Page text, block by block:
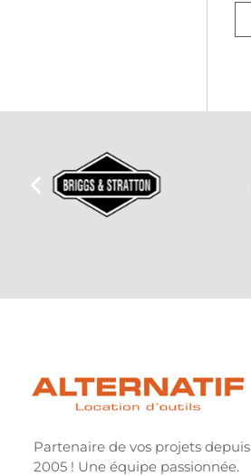
Partenaire de vos projets depuis
2005 ! Une équipe passionnée.